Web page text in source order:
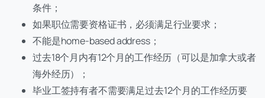
条件；
如果职位需要资格证书，必须满足行业要求；
不能是home-based address；
过去18个月内有12个月的工作经历（可以是加拿大或者
海外经历）；
毕业工签持有者不需要满足过去12个月的工作经历要